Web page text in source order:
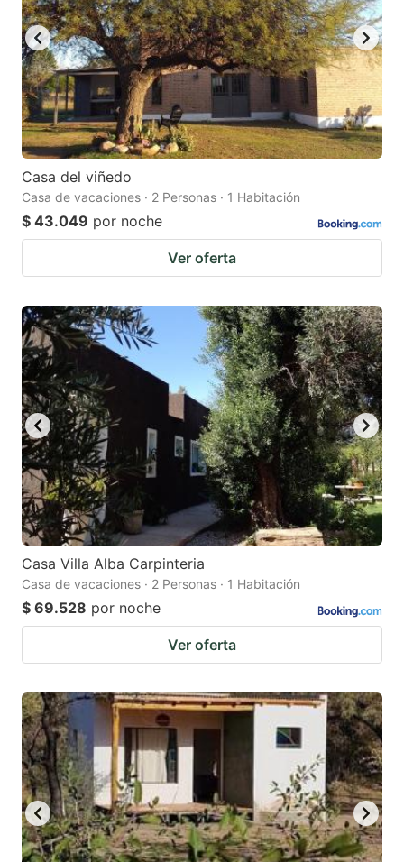
Casa del viñedo
Casa de vacaciones · 2 Personas · 1 Habitación
$ 43.049 por noche
Ver oferta
Casa Villa Alba Carpinteria
Casa de vacaciones · 2 Personas · 1 Habitación
$ 69.528 por noche
Ver oferta